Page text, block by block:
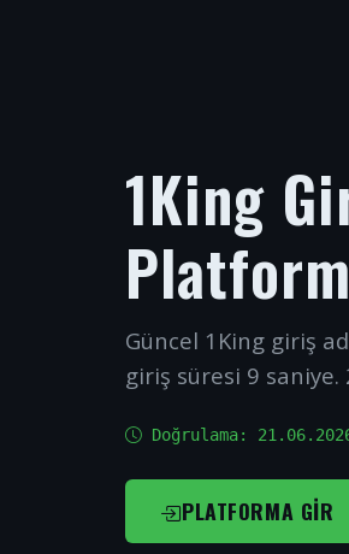
1King
Güncel 1King giriş
giriş süresi 9
Doğrulama:
PLATFORMA GIR